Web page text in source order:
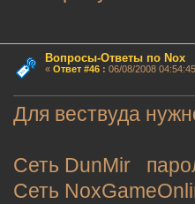
Вопросы-Ответы по Nox
« Ответ #46: 06/08/2008
Для вествуда
Сеть DunMir
Сеть